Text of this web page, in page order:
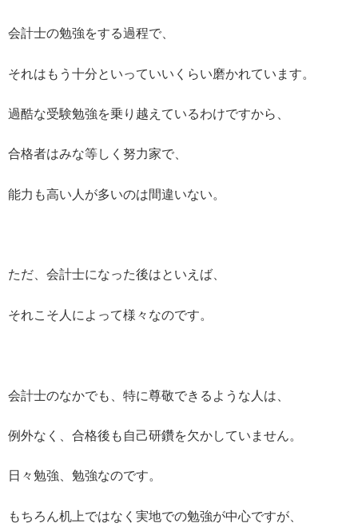
会計士の勉強をする過程で、
それはもう十分といっていいくらい磨かれています。
過酷な受験勉強を乗り越えているわけですから、
合格者はみな等しく努力家で、
能力も高い人が多いのは間違いない。
ただ、会計士になった後はといえば、
それこそ人によって様々なのです。
会計士のなかでも、特に尊敬できるような人は、
例外なく、合格後も自己研鑽を欠かしていません。
日々勉強、勉強なのです。
もちろん机上ではなく実地での勉強が中心ですが、